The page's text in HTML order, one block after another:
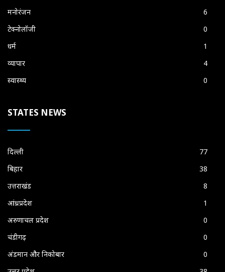
मनोरंजन
6
टेक्नोलॉजी
0
धर्म
1
व्यापार
4
स्वास्थ्य
0
STATES NEWS
दिल्ली
77
बिहार
38
उत्तराखंड
8
आंध्रप्रदेश
1
अरुणाचल प्रदेश
0
चंडीगढ़
0
अंडमान और निकोबार
0